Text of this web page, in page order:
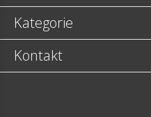
Kategorie
Kontakt